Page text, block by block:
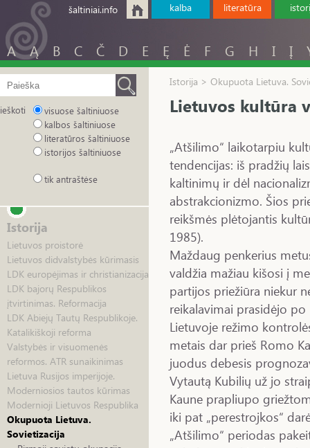
šaltiniai.info kalba literatūra
A Ą B C Č D E Ę Ė F G H I Į
ieškoti
visuose šaltiniuose
kalbos šaltiniuose
literatūros šaltiniuose
istorijos šaltiniuose
tik antraštėse
Istorija
Lietuvos proistorė
Lietuvos didvalstybės kūrimasis
LDK europėjimas ir christianizacija
LDK bajorų Respublikos
įtvirtinimas. Reformacija
LDK Abiejų Tautų Respublikoje.
Katalikiškoji reforma
Valstybės ir visuomenės
reformos. ATR sunaikinimas
Lietuva Rusijos imperijoje.
Moderniosios tautos kūrimas
Modernioji Lietuvos Respublika
Okupuota Lietuva.
Sovietizacija
Istorija > Okupuota Lietuva.
Lietuvos kultūra
„Atšilimo“ laikotarpiu
tendencijas: iš pradžių
kaltinimų ir dėl
abstrakcionizmo. Šios
reikšmės plėtojantis
1985).
Maždaug penkerius
valdžia mažiau kišosi į
partijos priežiūra niekur
reikalavimai prasidėjo
Lietuvoje režimo
metais dar prieš Romo
juodus debesis
Vytautą Kubilių už jo
Kaune prapliupo
iki pat „perestrojkos“
„Atšilimo“ periodas